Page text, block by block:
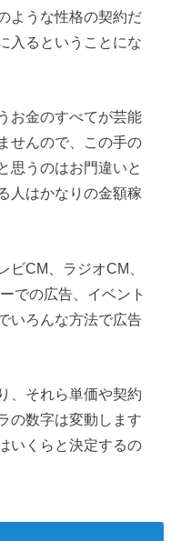
ような性格の契約だ
入るということにな
お金のすべてが芸能
せんので、この手の
思うのはお門違いと
人はかなりの金額稼
ビCM、ラジオCM、
での広告、イベント
いろんな方法で広告
、それら単価や契約
の数字は変動します
いくらと決定するの